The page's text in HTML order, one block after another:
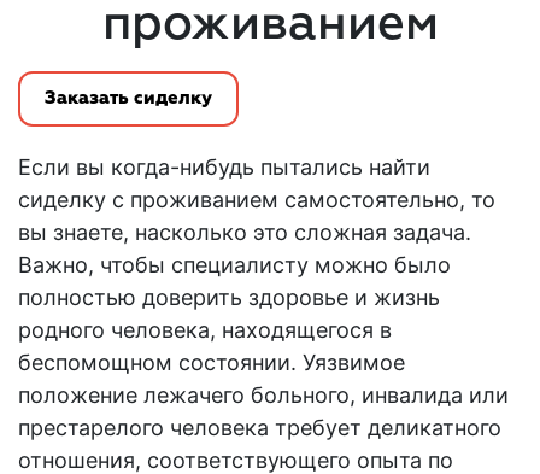
проживанием
Заказать сиделку
Если вы когда-нибудь пытались найти
сиделку с проживанием самостоятельно, то
вы знаете, насколько это сложная задача.
Важно, чтобы специалисту можно было
полностью доверить здоровье и жизнь
родного человека, находящегося в
беспомощном состоянии. Уязвимое
положение лежачего больного, инвалида или
престарелого человека требует деликатного
отношения, соответствующего опыта по